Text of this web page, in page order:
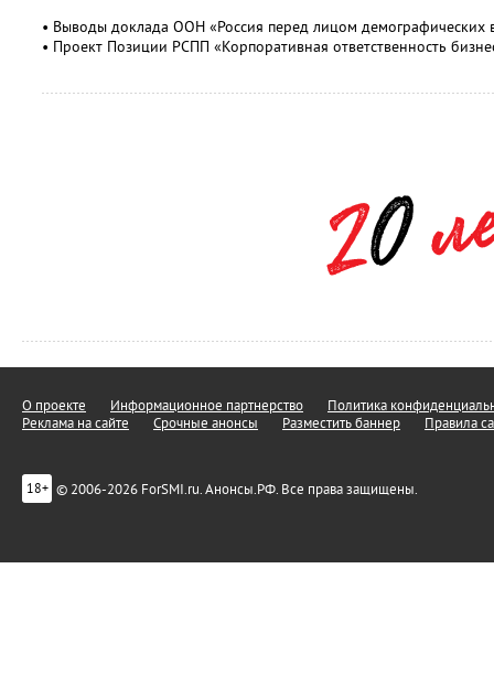
• Выводы доклада ООН «Россия перед лицом демографических
• Проект Позиции РСПП «Корпоративная ответственность
О проекте Информационное партнерство
Политика
Реклама на сайте
Срочные анонсы Разместить баннер Правила
18+ © 2006-2026 ForSMI.ru. Анонсы.РФ. Все права защищены.